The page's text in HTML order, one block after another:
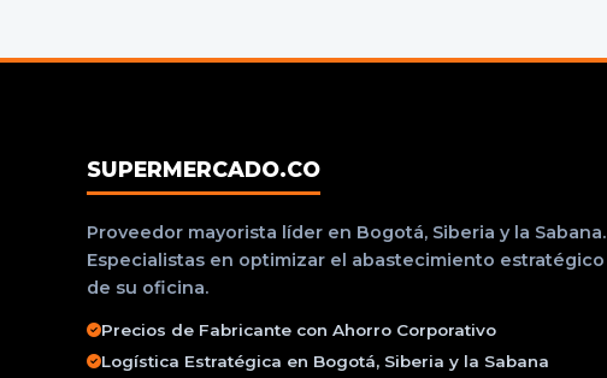
SUPERMERCADO.CO
Proveedor mayorista líder en Bogotá, Siberia y la Sabana.
Especialistas en optimizar el abastecimiento estratégico
de su oficina.
Precios de Fabricante con Ahorro Corporativo
Logística Estratégica en Bogotá, Siberia y la Sabana